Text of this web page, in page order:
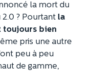
la mort du
2.0 ? Pourtant la
toujours bien
pris une autre
peu à peu
de gamme,